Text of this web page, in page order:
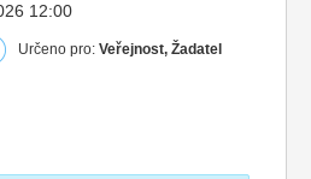
12:00
Určeno pro: Veřejnost, Žadatel